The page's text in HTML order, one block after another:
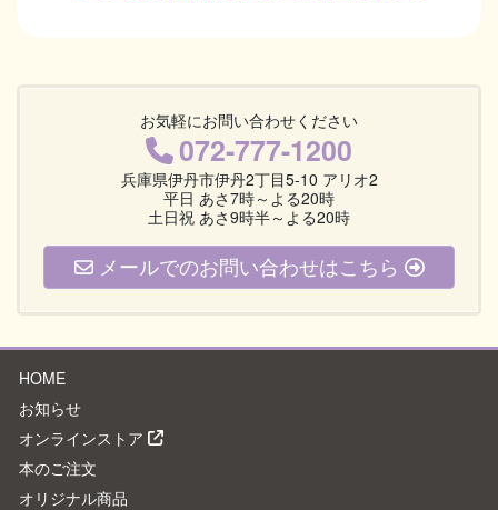
お気軽にお問い合わせください
072-777-1200
兵庫県伊丹市伊丹2丁目5-10 アリオ2
平日 あさ7時～よる20時
土日祝 あさ9時半～よる20時
メールでのお問い合わせはこちら
HOME
お知らせ
オンラインストア
本のご注文
オリジナル商品